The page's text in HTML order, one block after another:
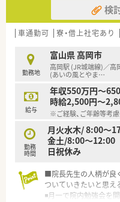
検
車通勤可 寮・借上社宅あり
勤務地
富山県 高岡市
高岡駅 (JR城端線)／高
(あいの風とやま…
給与
年収550万円～
時給2,500円～
※ご経験、ご年齢等考
勤務
時間
月火水木/ 8:00〜
金土/8:00〜
日祝休み
■院長先生の人柄が良
ついていきたいと思え
◾️月一で院内勉強会を